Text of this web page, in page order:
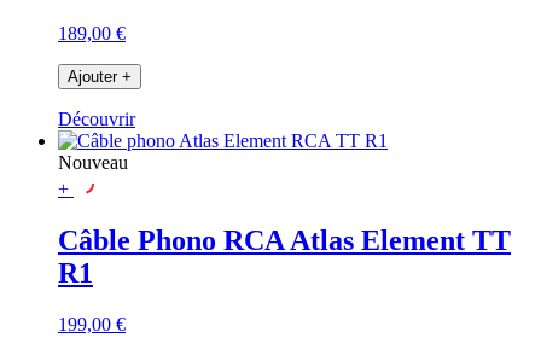
189,00 €
Ajouter +
Découvrir
Nouveau
+
Câble Phono RCA Atlas Element TT
R1
199,00 €